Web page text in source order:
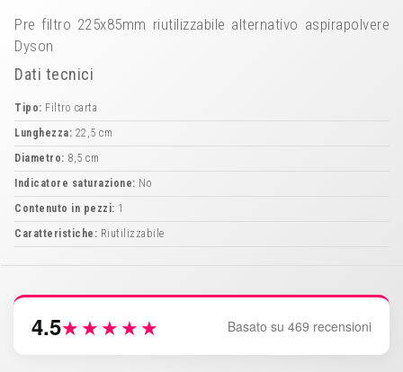
Pre filtro 225x85mm riutilizzabile alternativo aspirapolvere
Dyson
Dati tecnici
Tipo: Filtro carta
Lunghezza: 22,5 cm
Diametro: 8,5 cm
Indicatore saturazione: No
Contenuto in pezzi: 1
Caratteristiche: Riutilizzabile
4.5★★★★★ Basato su 469 recensioni